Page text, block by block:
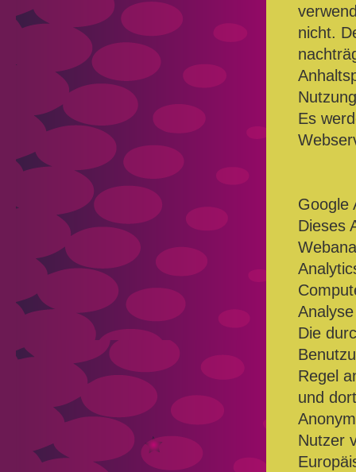
nicht.
Es
Google
Dieses
Die
Regel
und
Nutzer